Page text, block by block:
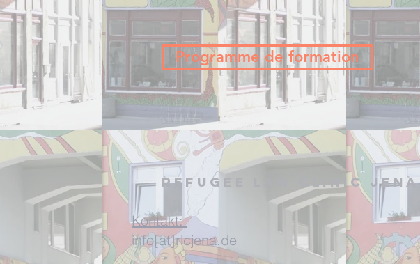
Programme de formation
Refugee Law Clinic Jena
Kontakt:
info[at]rlcjena.de